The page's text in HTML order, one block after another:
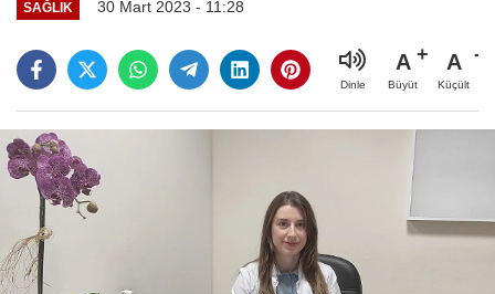
SAĞLIK 30 Mart 2023 - 11:28
Dinle
A
Büyüt
A
Küçült